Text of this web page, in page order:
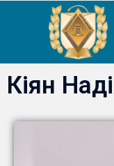
Кіян